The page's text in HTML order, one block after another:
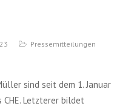
Pressemitteilungen
sind seit dem 1. Januar
CHE. Letzterer bildet